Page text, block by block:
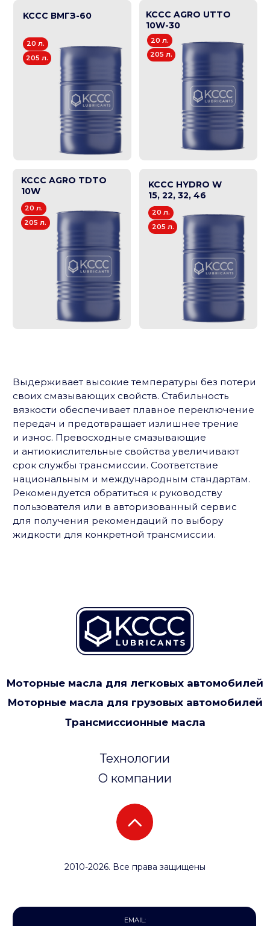
10W
205 л.
KCCC HYDRO W
15, 22, 32, 46
Выдерживает высокие температуры без потери
передач и предотвращает излишнее трение
и износ. Превосходные смазывающие
и антиокислительные свойства увеличивают
срок службы трансмиссии. Соответствие
национальным и международным стандартам.
Рекомендуется обратиться к руководству
пользователя или в авторизованный сервис
для получения рекомендаций по выбору
жидкости для конкретной трансмиссии.
EMAIL:
2010-2026. Все права защищены
Моторные масла для грузовых автомобилей
Трансмиссионные масла
Технологии
О компании